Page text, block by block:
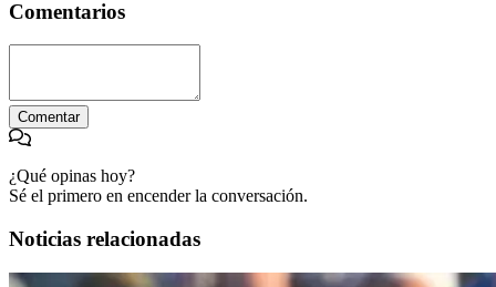
Comentarios
Comentar
¿Qué opinas hoy?
Sé el primero en encender la conversación.
Noticias relacionadas